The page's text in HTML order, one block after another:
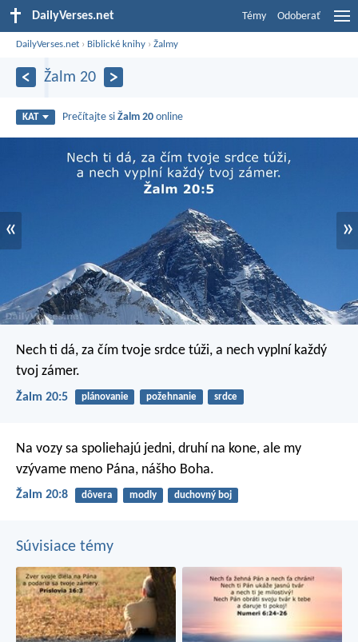
DailyVerses.net Témy Odoberať
DailyVerses.net › Biblické knihy ›Žalmy
Žalm 20
KAT Prečítajte siŽalm 20 online
« »
Nech ti dá, za čím tvoje srdce túži, a nech vyplní každý
tvoj zámer.
Žalm 20:5 plánovanie požehnanie srdce
Na vozy sa spoliehajú jedni, druhí na kone, ale my
vzývame meno Pána, nášho Boha.
Žalm 20:8 dôvera modly duchovný boj
Súvisiace témy